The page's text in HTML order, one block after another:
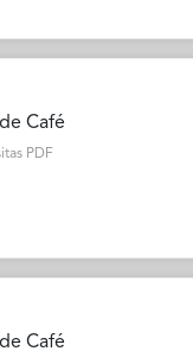
Café
PDF
Café